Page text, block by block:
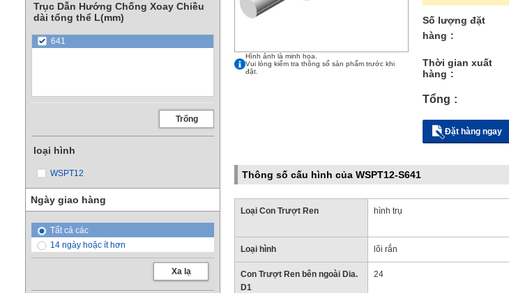
Trục Dẫn Hướng Chống Xoay Chiều
dài tổng thể L(mm)
641
Trống
loại hình
WSPT12
Ngày giao hàng
Tất cả các
14 ngày hoặc ít hơn
Xa lạ
Hình ảnh là minh họa.
Vui lòng kiểm tra thông số sản phẩm trước khi
đặt.
Số lượng đặt
hàng
Thời gian xuất
hàng
Tổng
Đặt hàng ngay
Thông số cấu hình của WSPT12-S641
Loại Con Trượt Ren hình trụ
Loại hình lõi rắn
Con Trượt Ren bên ngoài Dia.
D1
24